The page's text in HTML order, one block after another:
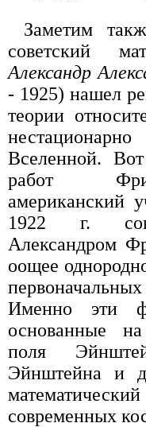
Заметим
советский
Александр
- 1925) нашел
теории
Вселенной.
работ
американский
1922 г.
Александром
оощее
Именно эти
основанные
поля
Эйнштейна и
современных